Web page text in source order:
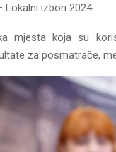
Lokalni izbori 2024.
mjesta koja su
za posmatrače,